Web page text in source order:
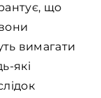
що
вимагати
які